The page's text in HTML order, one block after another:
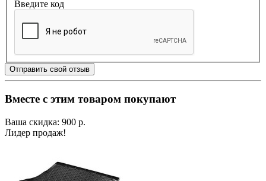
Введите код
Отправить свой отзыв
Вместе с этим товаром покупают
Ваша скидка: 900 р.
Лидер продаж!